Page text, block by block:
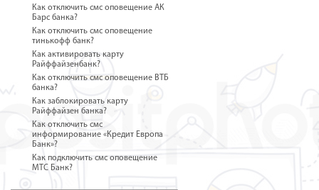
Как отключить смс оповещение АК
Барс банка?
Как отключить смс оповещение
тинькофф банк?
Как активировать карту
Райффайзенбанк?
Как отключить смс оповещение ВТБ
банка?
Как заблокировать карту
Райффайзен банка?
Как отключить смс
информирование «Кредит Европа
Банк»?
Как подключить смс оповещение
МТС Банк?